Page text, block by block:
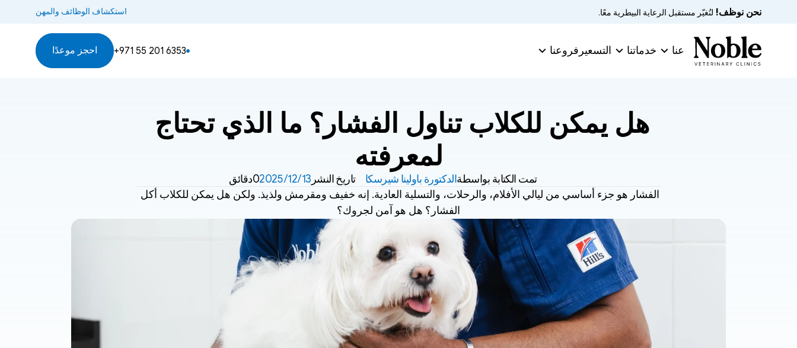
لمعرفته
تمت الكتابة بواسطةالدكتورة باولينا شيرسكا تاريخ النشر 13‏/12‏/2025
0دقائق
الفشار؟ هل هو آمن لجروك؟
نحن نوظف! لنُغيّر مستقبل الرعاية البيطرية معًا. استكشاف الوظائف والمهن
عنا خدماتنا التسعير فروعنا +971 55 201 6353 احجز موعدًا